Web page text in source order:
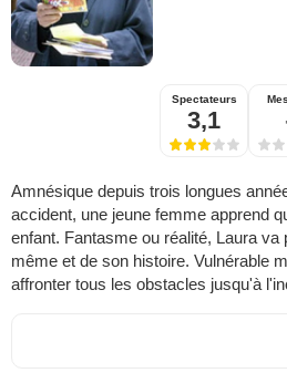
Spectateurs
3,1
Amnésique depuis trois longues
accident, une jeune femme apprend
enfant. Fantasme ou réalité, Laura va
même et de son histoire. Vulnérable
affronter tous les obstacles jusqu'à